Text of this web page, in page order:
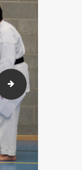
91-1
belgian-